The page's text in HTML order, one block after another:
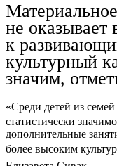
не оказывает
к
культурный
значим,
«Среди детей из
статистически
дополнительные
более высоким